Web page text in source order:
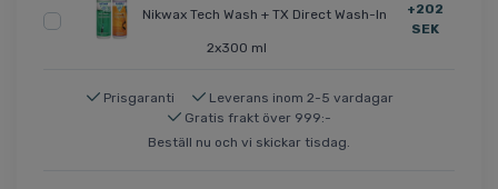
Nikwax Tech Wash + TX Direct Wash-In
2x300 ml
+202
SEK
Prisgaranti
Leverans inom 2-5 vardagar
Gratis frakt över 999:-
Beställ nu och vi skickar tisdag.